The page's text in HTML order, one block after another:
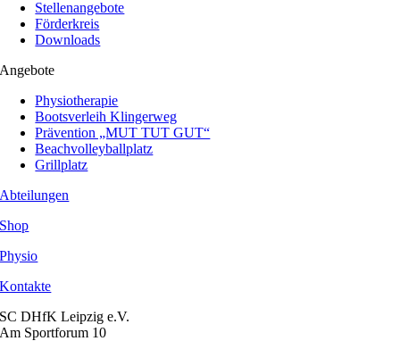
Stellenangebote
Förderkreis
Downloads
Angebote
Physiotherapie
Bootsverleih Klingerweg
Prävention „MUT TUT GUT“
Beachvolleyballplatz
Grillplatz
Abteilungen
Shop
Physio
Kontakte
SC DHfK Leipzig e.V.
Am Sportforum 10